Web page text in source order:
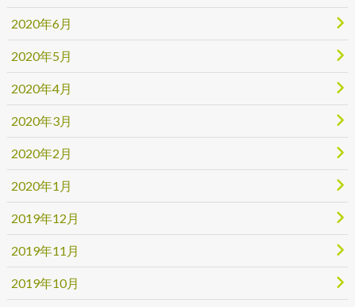
2020年6月
2020年5月
2020年4月
2020年3月
2020年2月
2020年1月
2019年12月
2019年11月
2019年10月